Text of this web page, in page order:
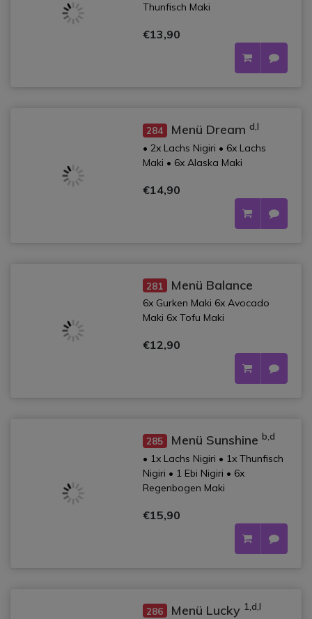
Thunfisch Maki
€13,90
284 Menü Dream d,l
• 2x Lachs Nigiri • 6x Lachs
Maki • 6x Alaska Maki
€14,90
281 Menü Balance
6x Gurken Maki 6x Avocado
Maki 6x Tofu Maki
€12,90
285 Menü Sunshine b,d
• 1x Lachs Nigiri • 1x Thunfisch
Nigiri • 1 Ebi Nigiri • 6x
Regenbogen Maki
€15,90
286 Menü Lucky 1,d,l